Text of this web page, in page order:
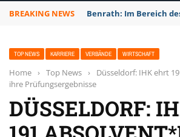
BREAKING NEWS Benrath: Im Bereich
TOP NEWS KARRIERE VERBÄNDE WIRTSCHAFT
Home › Top News ›
Düsseldorf: IHK ehrt
ihre Prüfungsergebnisse
DÜSSELDORF: